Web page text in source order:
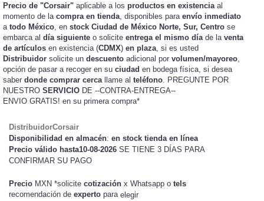
Precio de "Corsair" aplicable a los productos en existenciaal
momento de la compra en tienda, disponibles para envío inmediato
a todo México, en stock Ciudad de México Norte, Sur, Centro se
embarca al día siguiente o solicite entrega el mismo díade la venta
de artículos en existencia (CDMX) en plaza, si es usted
Distribuidor solicite un descuento adicional por volumen/mayoreo,
opción de pasar a recoger en su ciudad en bodega física, si desea
saber donde comprar cercallame al teléfono. PREGUNTE POR
NUESTRO SERVICIO DE --CONTRA-ENTREGA--
ENVIO GRATIS! en su primera compra*
DistribuidorCorsair
Disponibilidad en almacén: en stock tienda en línea
Precio válido hasta10-08-2026 SE TIENE 3 DÍAS PARA
CONFIRMAR SU PAGO
Precio MXN *solicite cotización x Whatsapp o tels
recomendación de experto para elegir